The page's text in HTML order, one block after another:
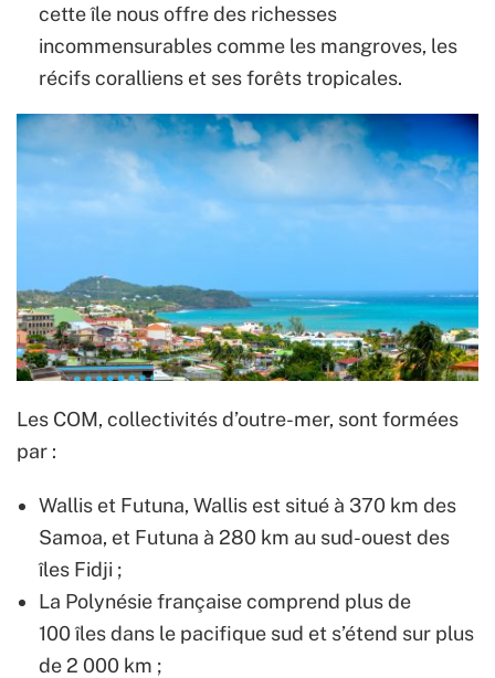
cette île nous offre des richesses
incommensurables comme les mangroves, les
récifs coralliens et ses forêts tropicales.
Les COM, collectivités d’outre-mer, sont formées
par :
Wallis et Futuna, Wallis est situé à 370 km des
Samoa, et Futuna à 280 km au sud-ouest des
îles Fidji ;
La Polynésie française comprend plus de
100 îles dans le pacifique sud et s’étend sur plus
de 2 000 km ;